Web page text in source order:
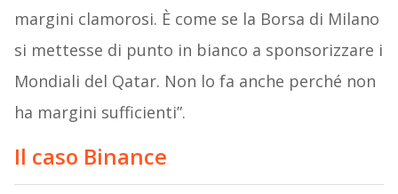
margini clamorosi. È come se la Borsa di Milano
si mettesse di punto in bianco a sponsorizzare i
Mondiali del Qatar. Non lo fa anche perché non
ha margini sufficienti”.
Il caso Binance